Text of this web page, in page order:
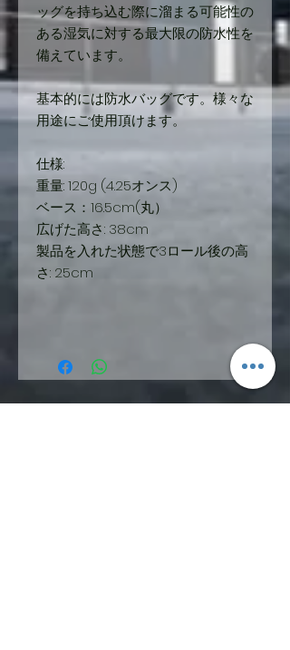
ッグを持ち込む際に溜まる可能性の
ある湿気に対する最大限の防水性を
備えています。
基本的には防水バッグです。様々な
用途にご使用頂けます。
仕様:
重量: 120g (4.25オンス)
ベース：16.5cm(丸）
広げた高さ: 38cm
製品を入れた状態で3ロール後の高
さ: 25cm